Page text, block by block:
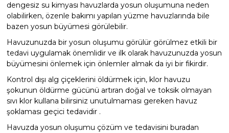
dengesiz su kimyası havuzlarda yosun oluşumuna neden
olabilirken, özenle bakımı yapılan yüzme havuzlarında bile
bazen yosun büyümesi görülebilir.
Havuzunuzda bir yosun oluşumu görülür görülmez etkili bir
tedavi uygulamak önemlidir ve ilk olarak havuzunuzda yosun
büyümesini önlemek için önlemler almak da iyi bir fikirdir.
Kontrol dışı alg çiçeklerini öldürmek için, klor havuzu
şokunun öldürme gücünü artıran doğal ve toksik olmayan
sıvı klor kullana bilirsiniz unutulmaması gereken havuz
şoklaması geçici tedavidir .
Havuzda yosun oluşumu çözüm ve tedavisini buradan